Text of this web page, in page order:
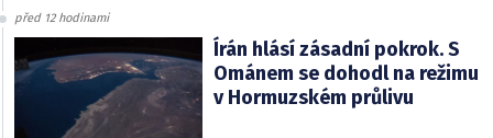
před 12 hodinami
Írán hlásí zásadní pokrok. S
Ománem se dohodl na režimu
v Hormuzském průlivu